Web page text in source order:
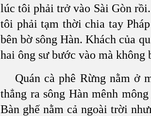
lúc tôi phải trở vào Sài Gòn
tôi phải tạm thời chia tay
bên bờ sông Hàn. Khách của
hai ông sư bước vào mà không
Quán cà phê Rừng nằm ở
thẳng ra sông Hàn mênh
Bàn ghế nằm cả ngoài trời